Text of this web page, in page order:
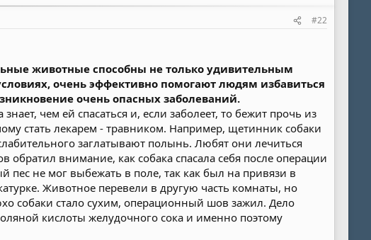
#22
животные способны не только удивительным
очень эффективно помогают людям избавиться
очень опасных заболеваний.
чем ей спасаться и, если заболеет, то бежит прочь из
стать лекарем - травником. Например, щетинник собаки
заглатывают полынь. Любят они лечиться
внимание, как собака спасала себя после операции
не мог выбежать в поле, так как был на привязи в
Животное перевели в другую часть комнаты, но
собаки стало сухим, операционный шов зажил. Дело
кислоты желудочного сока и именно поэтому